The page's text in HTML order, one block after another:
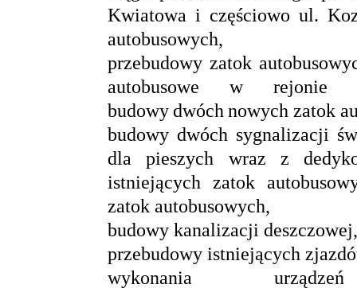
Kwiatowa i częściowo ul.
autobusowych,
przebudowy zatok
autobusowe w rejonie
budowy dwóch nowych zatok
budowy dwóch sygnalizacji
dla pieszych wraz z
istniejących zatok
zatok autobusowych,
budowy kanalizacji
przebudowy istniejących
wykonania